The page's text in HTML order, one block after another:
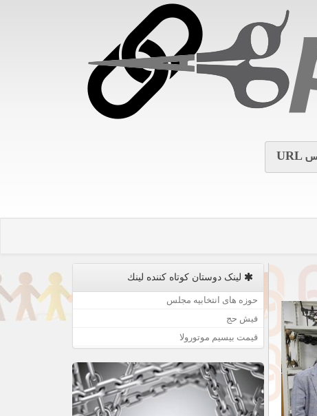
URL
لینک دوستان كوتاه كننده لینك
حوزه های انتخابیه مجلس
فیش حج
قیمت بیسیم موتورولا